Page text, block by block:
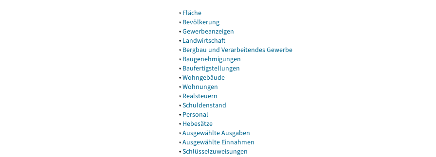
▾ Fläche
▾ Bevölkerung
▾Gewerbeanzeigen
▾ Landwirtschaft
▾ Bergbau und Verarbeitendes Gewerbe
▾ Baugenehmigungen
▾ Baufertigstellungen
▾Wohngebäude
▾Wohnungen
▾ Realsteuern
▾Schuldenstand
▾ Personal
▾ Hebesätze
▾Ausgewählte Ausgaben
▾Ausgewählte Einnahmen
▾Schlüsselzuweisungen